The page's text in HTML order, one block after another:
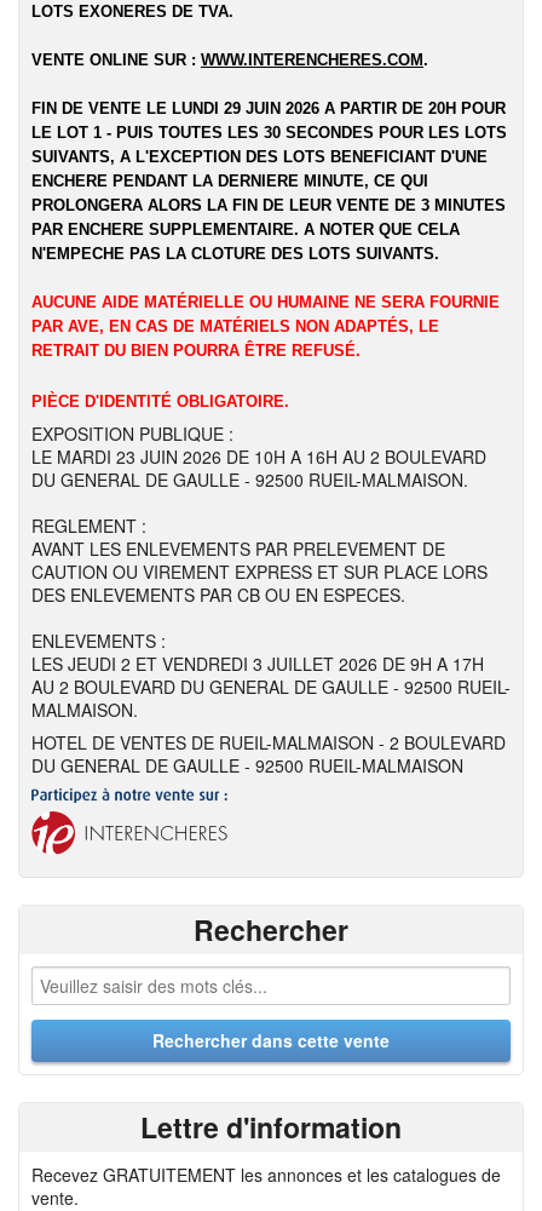
LOTS EXONERES DE TVA.
VENTE ONLINE SUR : WWW.INTERENCHERES.COM.
FIN DE VENTE LE LUNDI 29 JUIN 2026 A PARTIR DE 20H POUR
LE LOT 1 - PUIS TOUTES LES 30 SECONDES POUR LES LOTS
SUIVANTS, A L'EXCEPTION DES LOTS BENEFICIANT D'UNE
ENCHERE PENDANT LA DERNIERE MINUTE, CE QUI
PROLONGERA ALORS LA FIN DE LEUR VENTE DE 3 MINUTES
PAR ENCHERE SUPPLEMENTAIRE. A NOTER QUE CELA
N'EMPECHE PAS LA CLOTURE DES LOTS SUIVANTS.
AUCUNE AIDE MATÉRIELLE OU HUMAINE NE SERA FOURNIE
PAR AVE, EN CAS DE MATÉRIELS NON ADAPTÉS, LE
RETRAIT DU BIEN POURRA ÊTRE REFUSÉ.
PIÈCE D'IDENTITÉ OBLIGATOIRE.
EXPOSITION PUBLIQUE :
LE MARDI 23 JUIN 2026 DE 10H A 16H AU 2 BOULEVARD
DU GENERAL DE GAULLE - 92500 RUEIL-MALMAISON.
REGLEMENT :
AVANT LES ENLEVEMENTS PAR PRELEVEMENT DE
CAUTION OU VIREMENT EXPRESS ET SUR PLACE LORS
DES ENLEVEMENTS PAR CB OU EN ESPECES.
ENLEVEMENTS :
LES JEUDI 2 ET VENDREDI 3 JUILLET 2026 DE 9H A 17H
AU 2 BOULEVARD DU GENERAL DE GAULLE - 92500 RUEIL-
MALMAISON.
HOTEL DE VENTES DE RUEIL-MALMAISON - 2 BOULEVARD
DU GENERAL DE GAULLE - 92500 RUEIL-MALMAISON
Rechercher
Lettre d'information
Recevez GRATUITEMENT les annonces et les catalogues de
vente.